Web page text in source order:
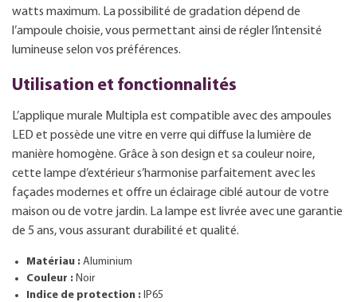
watts maximum. La possibilité de gradation dépend de
l’ampoule choisie, vous permettant ainsi de régler l’intensité
lumineuse selon vos préférences.
Utilisation et fonctionnalités
L’applique murale Multipla est compatible avec des ampoules
LED et possède une vitre en verre qui diffuse la lumière de
manière homogène. Grâce à son design et sa couleur noire,
cette lampe d’extérieur s’harmonise parfaitement avec les
façades modernes et offre un éclairage ciblé autour de votre
maison ou de votre jardin. La lampe est livrée avec une garantie
de 5 ans, vous assurant durabilité et qualité.
Matériau : Aluminium
Couleur : Noir
Indice de protection : IP65